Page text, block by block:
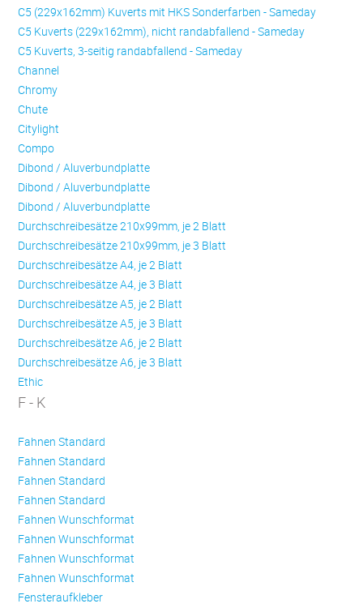
C5 (229x162mm) Kuverts mit HKS Sonderfarben - Sameday
C5 Kuverts (229x162mm), nicht randabfallend - Sameday
C5 Kuverts, 3-seitig randabfallend - Sameday
Channel
Chromy
Chute
Citylight
Compo
Dibond / Aluverbundplatte
Dibond / Aluverbundplatte
Dibond / Aluverbundplatte
Durchschreibesätze 210x99mm, je 2 Blatt
Durchschreibesätze 210x99mm, je 3 Blatt
Durchschreibesätze A4, je 2 Blatt
Durchschreibesätze A4, je 3 Blatt
Durchschreibesätze A5, je 2 Blatt
Durchschreibesätze A5, je 3 Blatt
Durchschreibesätze A6, je 2 Blatt
Durchschreibesätze A6, je 3 Blatt
Ethic
F - K
Fahnen Standard
Fahnen Standard
Fahnen Standard
Fahnen Standard
Fahnen Wunschformat
Fahnen Wunschformat
Fahnen Wunschformat
Fahnen Wunschformat
Fensteraufkleber